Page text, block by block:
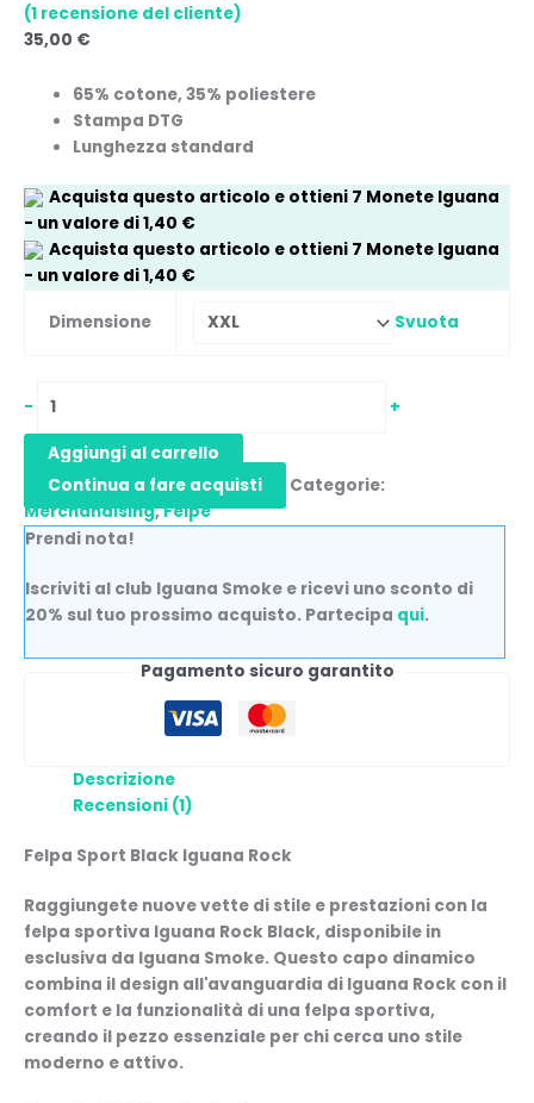
(1 recensione del cliente)
35,00 €
65% cotone, 35% poliestere
Stampa DTG
Lunghezza standard
Acquista questo articolo e ottieni 7 Monete Iguana
- un valore di1,40 €
Acquista questo articolo e ottieni 7 Monete Iguana
- un valore di1,40 €
Dimensione Svuota
- +
Aggiungi al carrello
Continua a fare acquisti
Categorie:
Merchandising,Felpe
Prendi nota!
Iscriviti al club Iguana Smoke e ricevi uno sconto di
20% sul tuo prossimo acquisto. Partecipa qui.
Pagamento sicuro garantito
Descrizione
Recensioni (1)
Felpa Sport Black Iguana Rock
Raggiungete nuove vette di stile e prestazioni con la
felpa sportiva Iguana Rock Black, disponibile in
esclusiva da Iguana Smoke. Questo capo dinamico
combina il design all'avanguardia di Iguana Rock con il
comfort e la funzionalità di una felpa sportiva,
creando il pezzo essenziale per chi cerca uno stile
moderno e attivo.